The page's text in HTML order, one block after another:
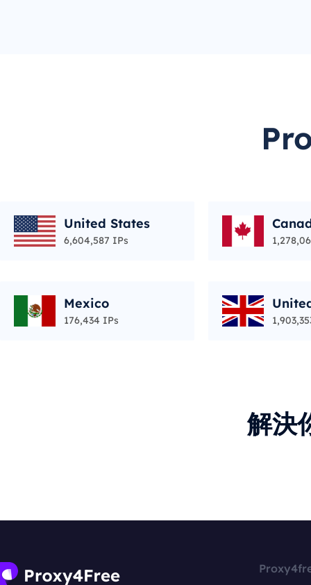
United States
6,604,587 IPs
Mexico
176,434 IPs
解決